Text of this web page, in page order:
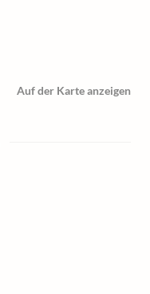
Auf der Karte anzeigen